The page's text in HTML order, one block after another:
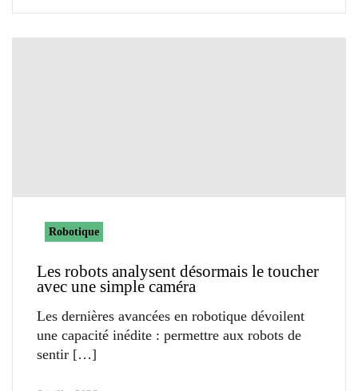
Robotique
Les robots analysent désormais le toucher
avec une simple caméra
Les dernières avancées en robotique dévoilent
une capacité inédite : permettre aux robots de
sentir